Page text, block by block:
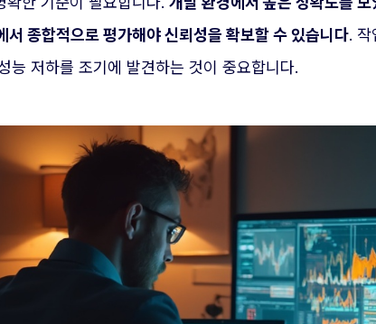
종합적으로 평가해야 신뢰성을 확보할 수 있습니다. 작
능 저하를 조기에 발견하는 것이 중요합니다.